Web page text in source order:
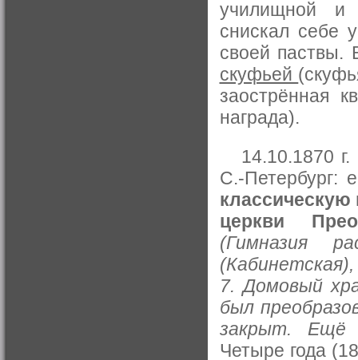
училищной и
снискал себе
своей
скуфьей
заострённая
награда).
14.10.1870 г.
С.-Петербург:
классическую
церкви
(Гимназия
7. Домовый
был
закрыт. Ещё
Четыре года